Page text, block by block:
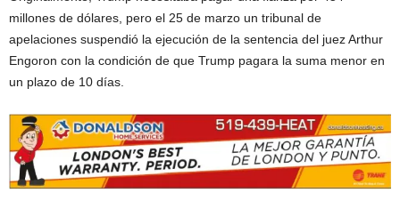
millones de dólares, pero el 25 de marzo un tribunal de
apelaciones suspendió la ejecución de la sentencia del juez Arthur
Engoron con la condición de que Trump pagara la suma menor en
un plazo de 10 días.